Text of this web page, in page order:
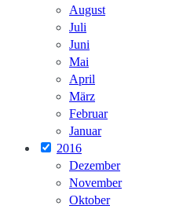
August
Juli
Juni
Mai
April
März
Februar
Januar
2016
Dezember
November
Oktober